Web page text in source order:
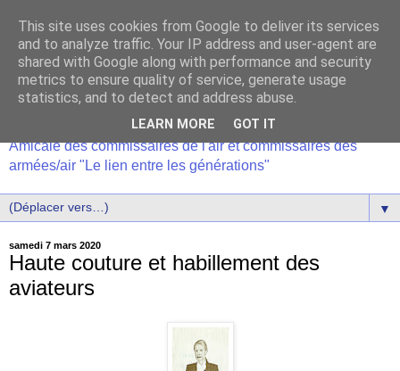
Amicale des commissaires de l'air et commissaires des
armées/air "Le lien entre les générations"
▼
samedi 7 mars 2020
Haute couture et habillement des
aviateurs
This site uses cookies from Google to deliver its services
and to analyze traffic. Your IP address and user-agent are
shared with Google along with performance and security
metrics to ensure quality of service, generate usage
statistics, and to detect and address abuse.
LEARN MORE GOT IT